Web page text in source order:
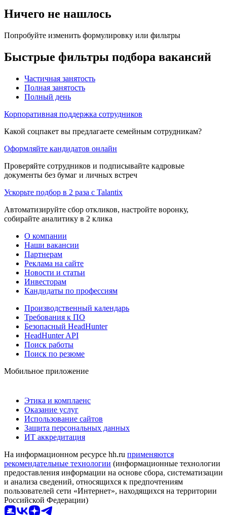
Ничего не нашлось
Попробуйте изменить формулировку или фильтры
Быстрые фильтры подбора вакансий
Частичная занятость
Полная занятость
Полный день
Корпоративная поддержка сотрудников
Какой соцпакет вы предлагаете семейным сотрудникам?
Оформляйте кандидатов онлайн
Проверяйте сотрудников и подписывайте кадровые
документы без бумаг и личных встреч
Ускорьте подбор в 2 раза с Talantix
Автоматизируйте сбор откликов, настройте воронку,
собирайте аналитику в 2 клика
О компании
Наши вакансии
Партнерам
Реклама на сайте
Новости и статьи
Инвесторам
Кандидаты по профессиям
Производственный календарь
Требования к ПО
Безопасный HeadHunter
HeadHunter API
Поиск работы
Поиск по резюме
Мобильное приложение
Этика и комплаенс
Оказание услуг
Использование сайтов
Защита персональных данных
ИТ аккредитация
На информационном ресурсе hh.ru применяются
рекомендательные технологии (информационные технологии
предоставления информации на основе сбора, систематизации
и анализа сведений, относящихся к предпочтениям
пользователей сети «Интернет», находящихся на территории
Российской Федерации)